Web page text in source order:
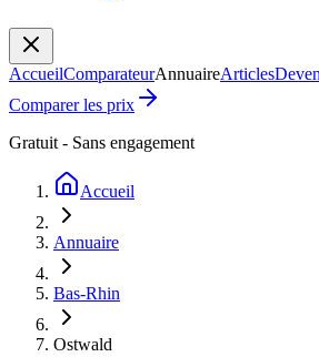
AccueilComparateurAnnuaireArticles
Comparer les prix
Gratuit - Sans engagement
Accueil
Annuaire
Bas-Rhin
Ostwald